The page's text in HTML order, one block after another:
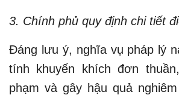
3. Chính phủ quy định chi tiết
Đáng lưu ý, nghĩa vụ pháp lý
tính khuyến khích đơn
phạm và gây hậu quả